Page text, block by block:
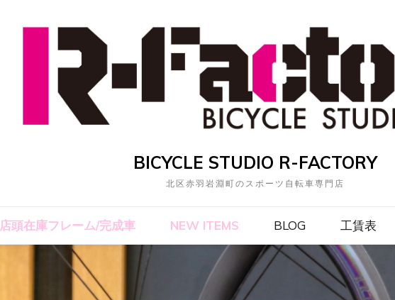
BICYCLE STUDIO R-FACTORY
北区赤羽岩淵町のスポーツ自転車専門店
店頭在庫フレーム/完成車 NEW ITEMS BLOG 工賃表